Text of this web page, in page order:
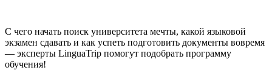
С чего начать поиск университета мечты, какой языковой
экзамен сдавать и как успеть подготовить документы вовремя
— эксперты LinguaTrip помогут подобрать программу
обучения!